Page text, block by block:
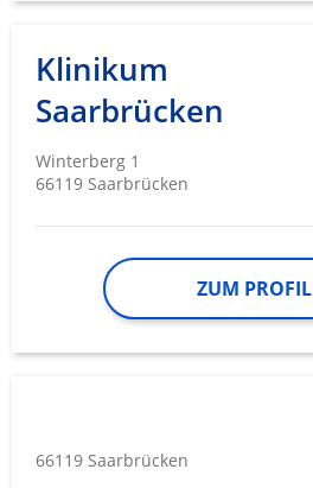
Klinikum
Saarbrücken
Winterberg 1
66119 Saarbrücken
ZUM PROFIL
66119 Saarbrücken